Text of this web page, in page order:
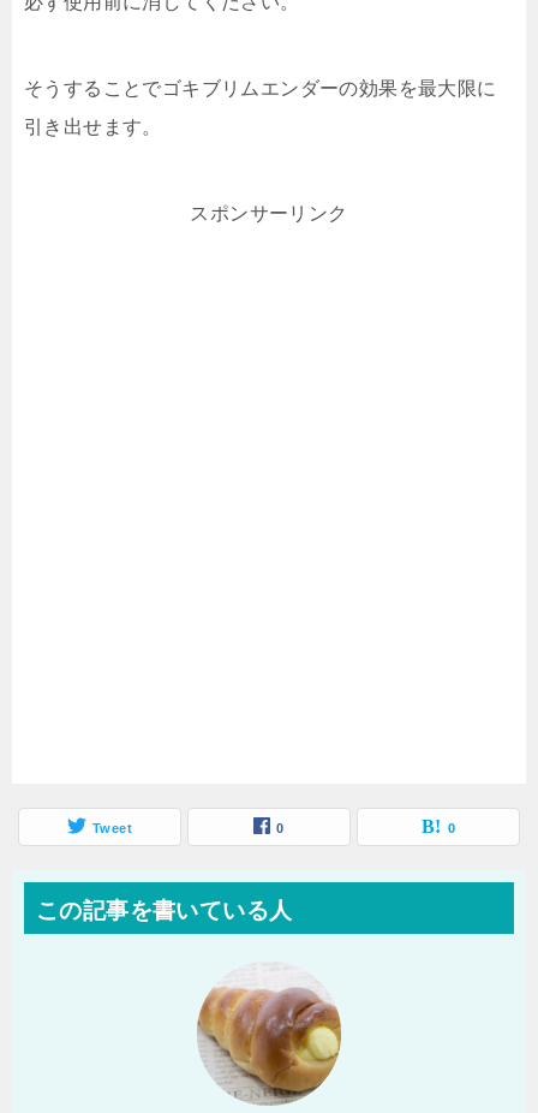
そうすることでゴキブリムエンダーの効果を最大限に
引き出せます。
スポンサーリンク
Tweet 0 0
この記事を書いている人